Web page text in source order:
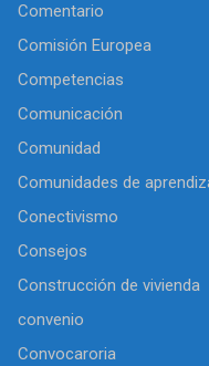
Comentario
Comisión Europea
Competencias
Comunicación
Comunidad
Comunidades de
Conectivismo
Consejos
Construcción de vivienda
convenio
Convocaroria